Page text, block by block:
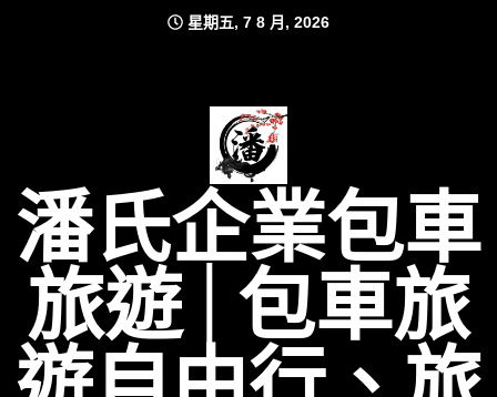
星期五, 7 8 月, 2026
潘氏企業包車
旅遊│包車旅